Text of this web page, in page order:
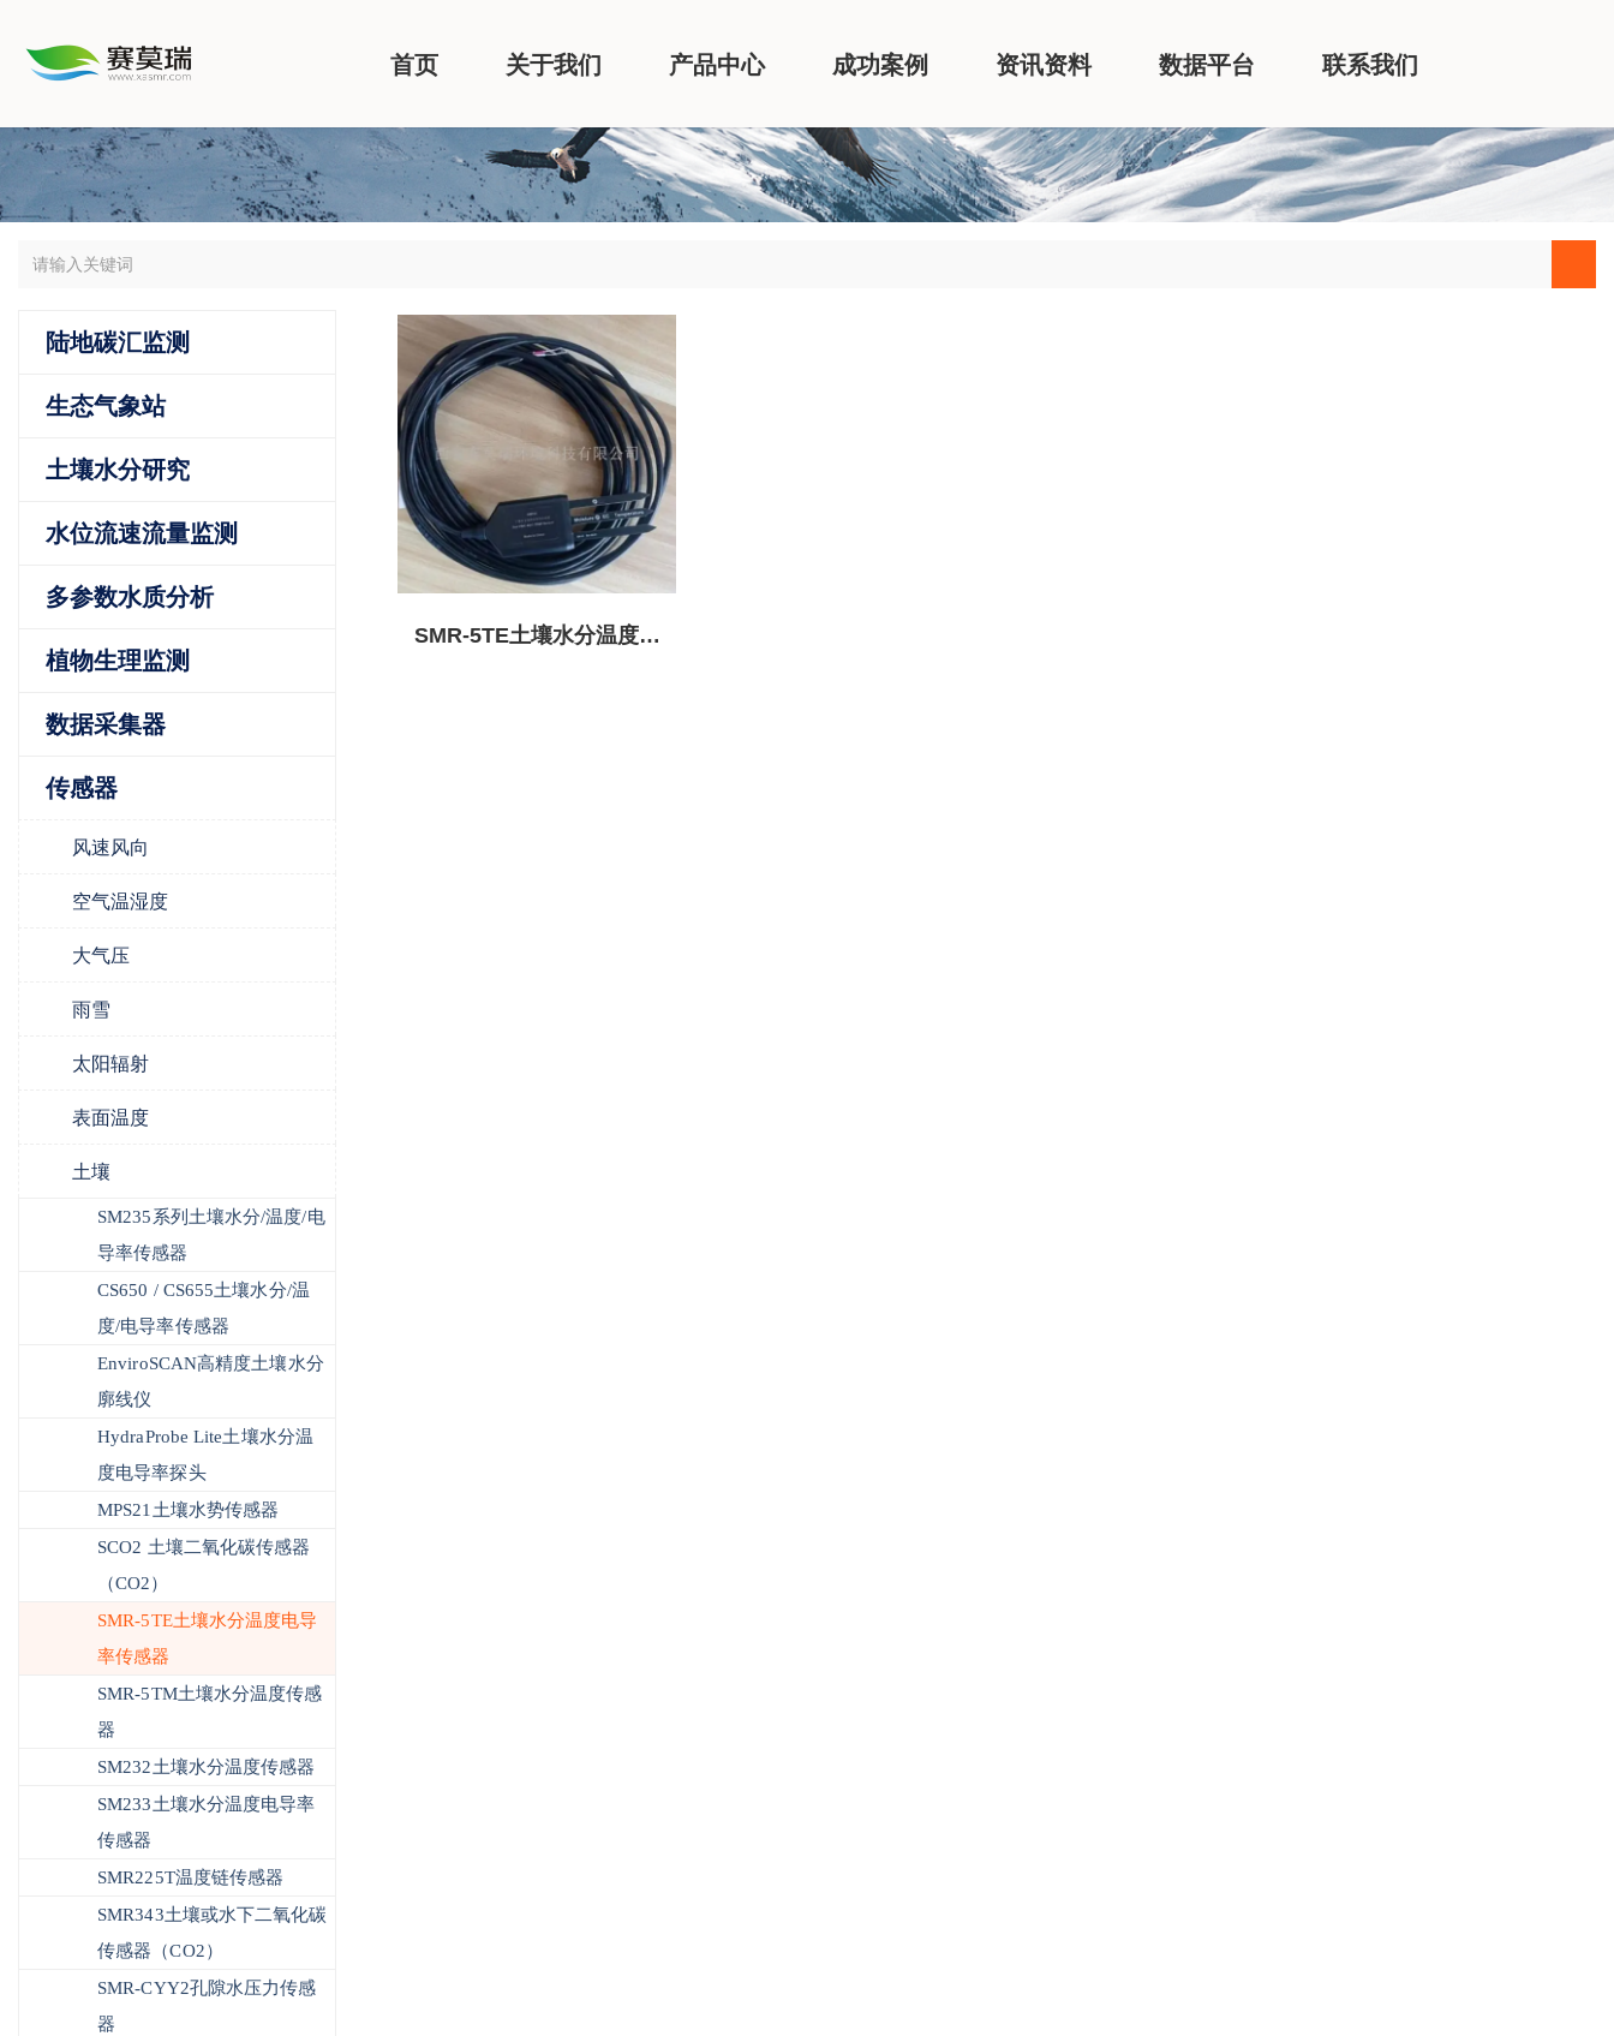
首页 关于我们 产品中心 成功案例 资讯资料 数据平台 联系我们
陆地碳汇监测
生态气象站
土壤水分研究
水位流速流量监测
多参数水质分析
植物生理监测
数据采集器
传感器
风速风向
空气温湿度
大气压
雨雪
太阳辐射
表面温度
土壤
SM235系列土壤水分/温度/电
导率传感器
CS650 / CS655土壤水分/温
度/电导率传感器
EnviroSCAN高精度土壤水分
廓线仪
HydraProbe Lite土壤水分温
度电导率探头
MPS21土壤水势传感器
SCO2 土壤二氧化碳传感器
（CO2）
SMR-5TE土壤水分温度电导
率传感器
SMR-5TM土壤水分温度传感
器
SM232土壤水分温度传感器
SM233土壤水分温度电导率
传感器
SMR225T温度链传感器
SMR343土壤或水下二氧化碳
传感器（CO2）
SMR-CYY2孔隙水压力传感
器
SMR-5TE土壤水分温度电